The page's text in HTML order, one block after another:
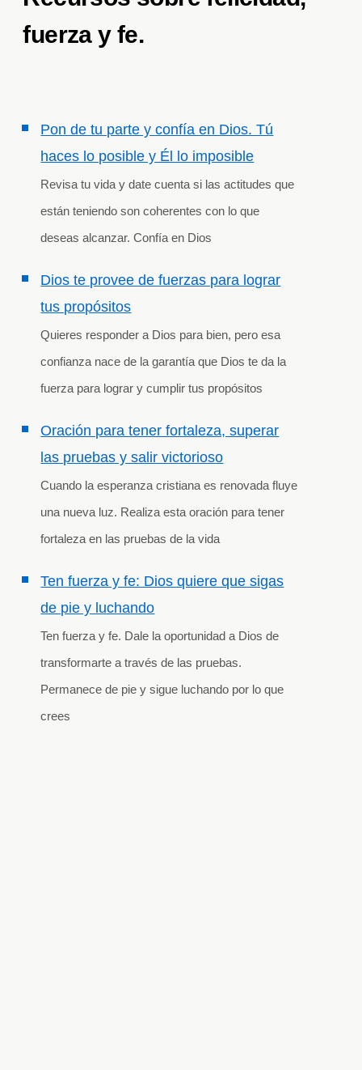
fuerza y fe.
Pon de tu parte y confía en Dios. Tú
haces lo posible y Él lo imposible
Revisa tu vida y date cuenta si las actitudes que
están teniendo son coherentes con lo que
deseas alcanzar. Confía en Dios
Dios te provee de fuerzas para lograr
tus propósitos
Quieres responder a Dios para bien, pero esa
confianza nace de la garantía que Dios te da la
fuerza para lograr y cumplir tus propósitos
Oración para tener fortaleza, superar
las pruebas y salir victorioso
Cuando la esperanza cristiana es renovada fluye
una nueva luz. Realiza esta oración para tener
fortaleza en las pruebas de la vida
Ten fuerza y fe: Dios quiere que sigas
de pie y luchando
Ten fuerza y fe. Dale la oportunidad a Dios de
transformarte a través de las pruebas.
Permanece de pie y sigue luchando por lo que
crees